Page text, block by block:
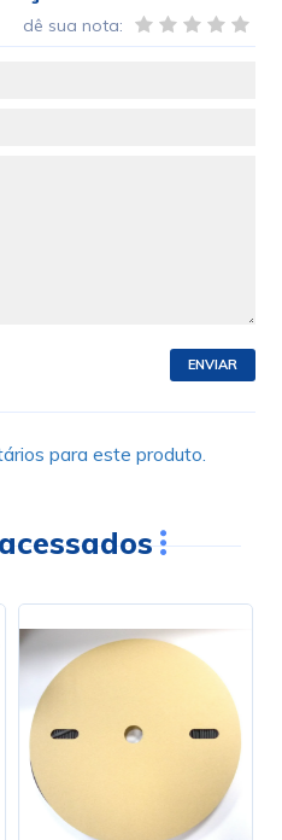
dê sua nota:
ENVIAR
para este produto.